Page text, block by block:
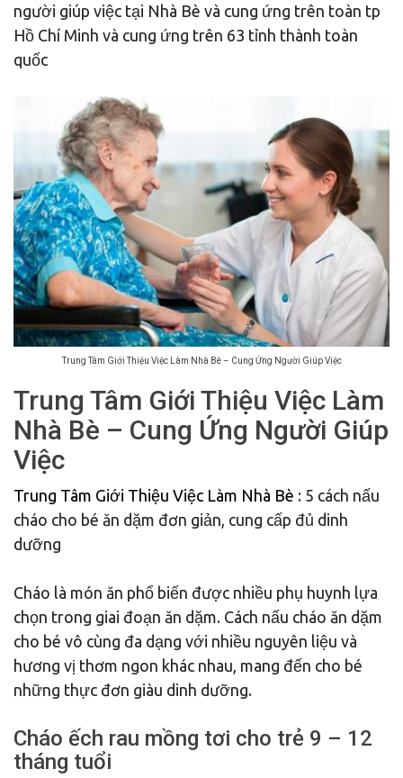
người giúp việc tại Nhà Bè và cung ứng trên toàn tp
Hồ Chí Minh và cung ứng trên 63 tỉnh thành toàn
quốc
Trung Tâm Giới Thiệu Việc Làm Nhà Bè – Cung Ứng Người Giúp Việc
Trung Tâm Giới Thiệu Việc Làm
Nhà Bè – Cung Ứng Người Giúp
Việc
Trung Tâm Giới Thiệu Việc Làm Nhà Bè : 5 cách nấu
cháo cho bé ăn dặm đơn giản, cung cấp đủ dinh
dưỡng
Cháo là món ăn phổ biến được nhiều phụ huynh lựa
chọn trong giai đoạn ăn dặm. Cách nấu cháo ăn dặm
cho bé vô cùng đa dạng với nhiều nguyên liệu và
hương vị thơm ngon khác nhau, mang đến cho bé
những thực đơn giàu dinh dưỡng.
Cháo ếch rau mồng tơi cho trẻ 9 – 12
tháng tuổi